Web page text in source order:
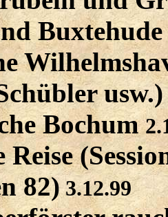
Buxtehude
usw.)
Bochum
82)3.12.99